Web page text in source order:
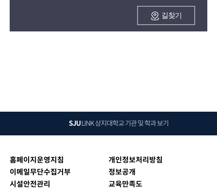
길찾기
SJULINK상지대학교 기관 및 학과 보기
홈페이지운영지침
개인정보처리방침
이메일무단수집거부
정보공개
시설안전관리
교육만족도